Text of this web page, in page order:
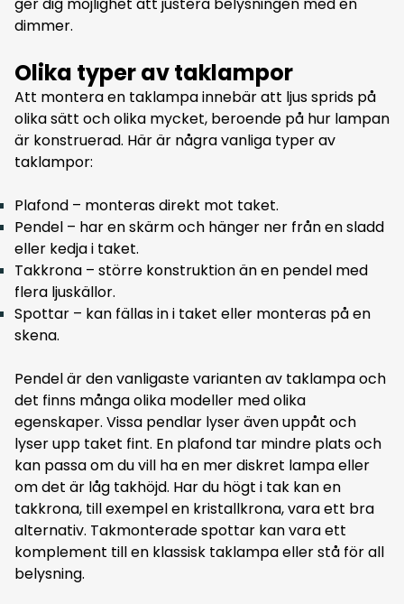
dimmer.
Olika typer av taklampor
Att montera en taklampa innebär att ljus sprids på
olika sätt och olika mycket, beroende på hur lampan
är konstruerad. Här är några vanliga typer av
taklampor:
Plafond – monteras direkt mot taket.
Pendel – har en skärm och hänger ner från en sladd
eller kedja i taket.
Takkrona – större konstruktion än en pendel med
flera ljuskällor.
Spottar – kan fällas in i taket eller monteras på en
skena.
Pendel är den vanligaste varianten av taklampa och
det finns många olika modeller med olika
egenskaper. Vissa pendlar lyser även uppåt och
lyser upp taket fint. En plafond tar mindre plats och
kan passa om du vill ha en mer diskret lampa eller
om det är låg takhöjd. Har du högt i tak kan en
takkrona, till exempel en kristallkrona, vara ett bra
alternativ. Takmonterade spottar kan vara ett
komplement till en klassisk taklampa eller stå för all
belysning.